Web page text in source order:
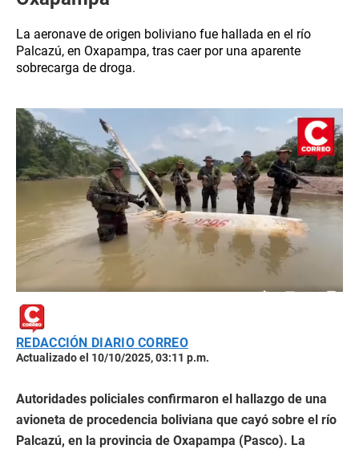
La aeronave de origen boliviano fue hallada en el río
Palcazú, en Oxapampa, tras caer por una aparente
sobrecarga de droga.
REDACCIÓN DIARIO CORREO
Actualizado el 10/10/2025, 03:11 p.m.
Autoridades policiales confirmaron el hallazgo de una
avioneta de procedencia boliviana que cayó sobre el río
Palcazú, en la provincia de Oxapampa (Pasco). La